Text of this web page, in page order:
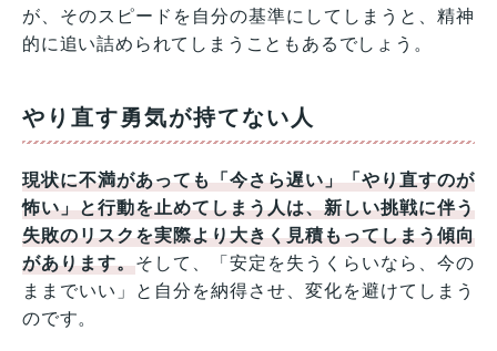
が、そのスピードを自分の基準にしてしまうと、精神
的に追い詰められてしまうこともあるでしょう。
やり直す勇気が持てない人
現状に不満があっても「今さら遅い」「やり直すのが
怖い」と行動を止めてしまう人は、新しい挑戦に伴う
失敗のリスクを実際より大きく見積もってしまう傾向
があります。そして、「安定を失うくらいなら、今の
ままでいい」と自分を納得させ、変化を避けてしまう
のです。